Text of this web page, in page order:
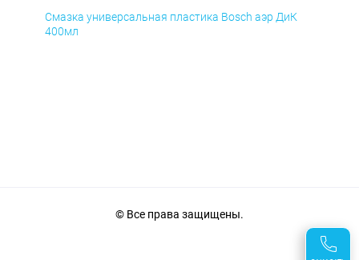
Смазка универсальная пластика Bosch аэр ДиК
400мл
© Все права защищены.